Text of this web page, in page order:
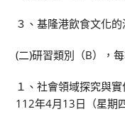
３、基隆港飲食文化
(二)研習類別（B），
１、社會領域探究與
112年4月13日（星期